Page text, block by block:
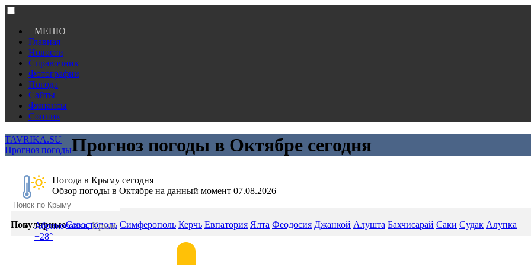
МЕНЮ
Главная
Новости
Справочник
Фотографии
Погода
Сайты
Финансы
Сонник
TAVRIKA.SU
Прогноз погодыПрогноз погоды в Октябре сегодня
Погода в Крыму сегодня
Обзор погоды в Октябре на данный момент 07.08.2026
Абрикосовка,Крым
+28°
ПопулярныеСевастополь Симферополь Керчь Евпатория Ялта Феодосия Джанкой Алушта Бахчисарай Саки Судак Алупка